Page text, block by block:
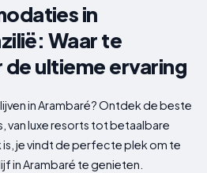
in
Waar te
ultieme ervaring
in Arambaré? Ontdek de beste
van luxe resorts tot betaalbare
je vindt de perfecte plek om te
in Arambaré te genieten.